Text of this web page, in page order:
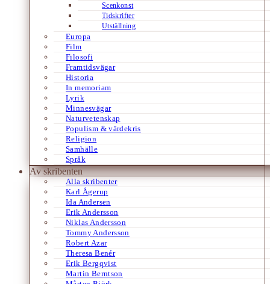
Scenkonst
Tidskrifter
Utställning
Europa
Film
Filosofi
Framtidsvägar
Historia
In memoriam
Lyrik
Minnesvägar
Naturvetenskap
Populism & värdekris
Religion
Samhälle
Språk
Av skribenten
Alla skribenter
Karl Ågerup
Ida Andersen
Erik Andersson
Niklas Andersson
Tommy Andersson
Robert Azar
Theresa Benér
Erik Bergqvist
Martin Berntson